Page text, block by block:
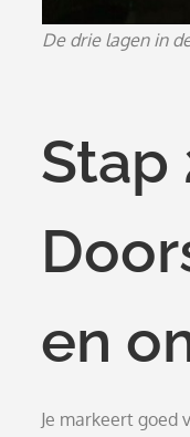
De drie lagen in
Stap
en
Je markeert goed